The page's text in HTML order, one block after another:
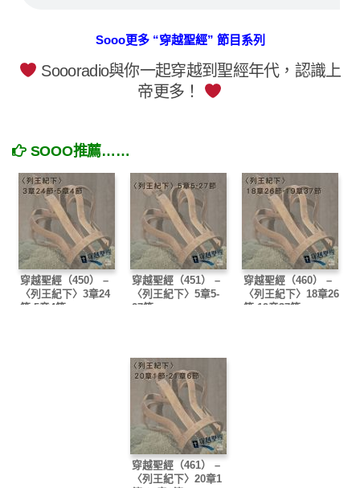
Sooo更多 “穿越聖經” 節目系列
Soooradio與你一起穿越到聖經年代，認識上
帝更多！
SOOO推薦……
穿越聖經（450） –
〈列王紀下〉3章24
節-5章4節
穿越聖經（451） –
〈列王紀下〉5章5-
27節
穿越聖經（460） –
〈列王紀下〉18章26
節-19章37節
穿越聖經（461） –
〈列王紀下〉20章1